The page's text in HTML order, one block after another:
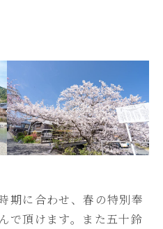
期に合わせ、春の特別奉
で頂けます。また五十鈴